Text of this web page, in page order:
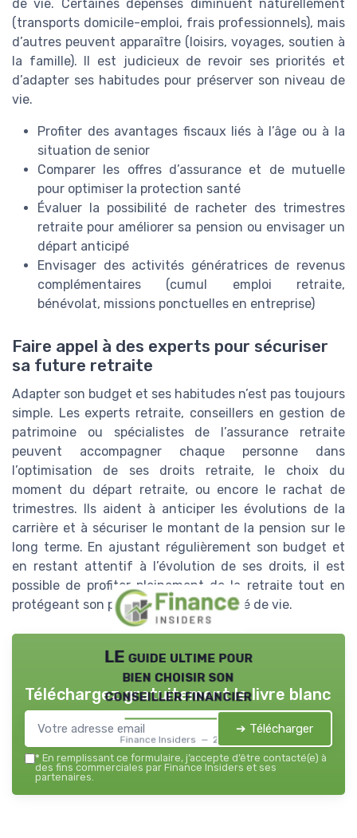
de vie. Certaines dépenses diminuent naturellement
(transports domicile-emploi, frais professionnels), mais
d’autres peuvent apparaître (loisirs, voyages, soutien à
la famille). Il est judicieux de revoir ses priorités et
d’adapter ses habitudes pour préserver son niveau de
vie.
Profiter des avantages fiscaux liés à l’âge ou à la
situation de senior
Comparer les offres d’assurance et de mutuelle
pour optimiser la protection santé
Évaluer la possibilité de racheter des trimestres
retraite pour améliorer sa pension ou envisager un
départ anticipé
Envisager des activités génératrices de revenus
complémentaires (cumul emploi retraite,
bénévolat, missions ponctuelles en entreprise)
Faire appel à des experts pour sécuriser
sa future retraite
Adapter son budget et ses habitudes n’est pas toujours
simple. Les experts retraite, conseillers en gestion de
patrimoine ou spécialistes de l’assurance retraite
peuvent accompagner chaque personne dans
l’optimisation de ses droits retraite, le choix du
moment du départ retraite, ou encore le rachat de
trimestres. Ils aident à anticiper les évolutions de la
carrière et à sécuriser le montant de la pension sur le
long terme. En ajustant régulièrement son budget et
en restant attentif à l’évolution de ses droits, il est
possible de profiter pleinement de la retraite tout en
protégeant son patrimoine et sa qualité de vie.
LE guide ultime pour
bien choisir son
conseiller financier
Finance Insiders — 2026
Téléchargez gratuitement le livre blanc
➔ Télécharger
* En remplissant ce formulaire, j’accepte d’être contacté(e) à
des fins commerciales par Finance Insiders et ses
partenaires.